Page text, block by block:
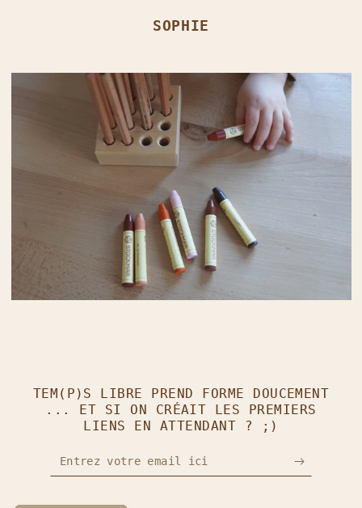
SOPHIE
TEM(P)S LIBRE PREND FORME DOUCEMENT
... ET SI ON CRÉAIT LES PREMIERS
LIENS EN ATTENDANT ? ;)
Entrez votre email ici